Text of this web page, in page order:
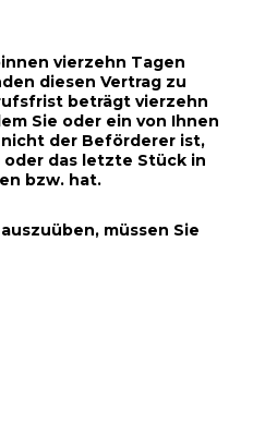
vierzehn Tagen
diesen Vertrag zu
beträgt vierzehn
Sie oder ein von Ihnen
der Beförderer ist,
das letzte Stück in
bzw. hat.
müssen Sie